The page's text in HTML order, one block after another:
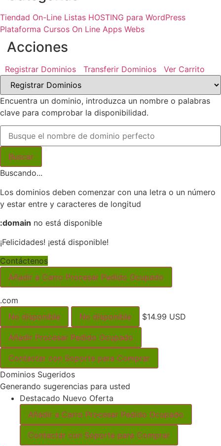
Tiendad On-Line Listas HOSTING para WordPress
Plataforma Cursos On Line Apps Webs
Acciones
Registrar Dominios Transferir Dominios Ver Carrito
Encuentra un dominio, introduzca un nombre o palabras
clave para comprobar la disponibilidad.
Buscar
Buscando...
Los dominios deben comenzar con una letra o un número
y estar entre y caracteres de longitud
:domain no está disponible
¡Felicidades! ¡está disponible!
Contáctenos
Añadir a Carro Procesar Pedido Ocupado
.com
No disponible
No disponible $14.99 USD
Añadir Procesar Pedido Ocupado
Contactar con Soporte para Comprar
Dominios Sugeridos
Generando sugerencias para usted
Destacado Nuevo Oferta
Añadir a Carro Procesar Pedido Ocupado
Contactar con Soporte para Comprar